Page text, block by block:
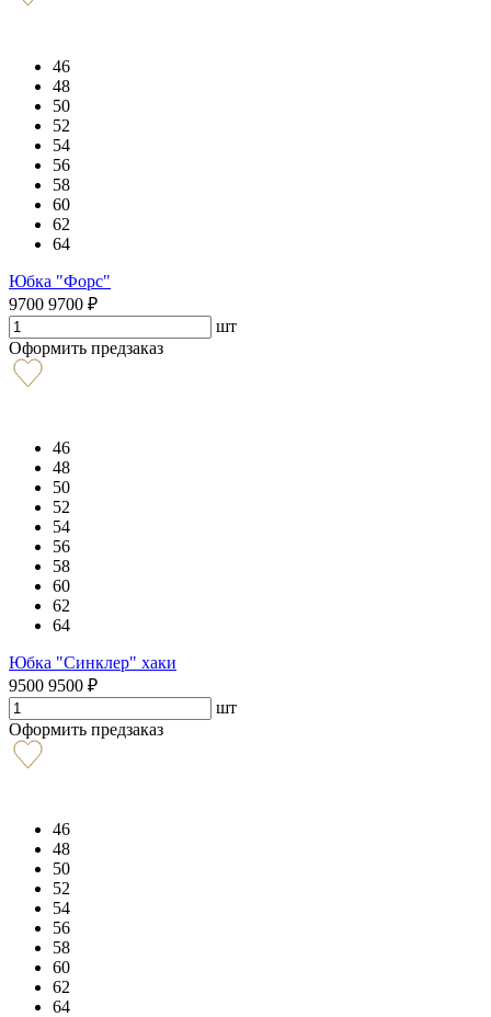
46
48
50
52
54
56
58
60
62
64
Юбка "Форс"
9700 9700 ₽
шт
Оформить предзаказ
46
48
50
52
54
56
58
60
62
64
Юбка "Синклер" хаки
9500 9500 ₽
шт
Оформить предзаказ
46
48
50
52
54
56
58
60
62
64